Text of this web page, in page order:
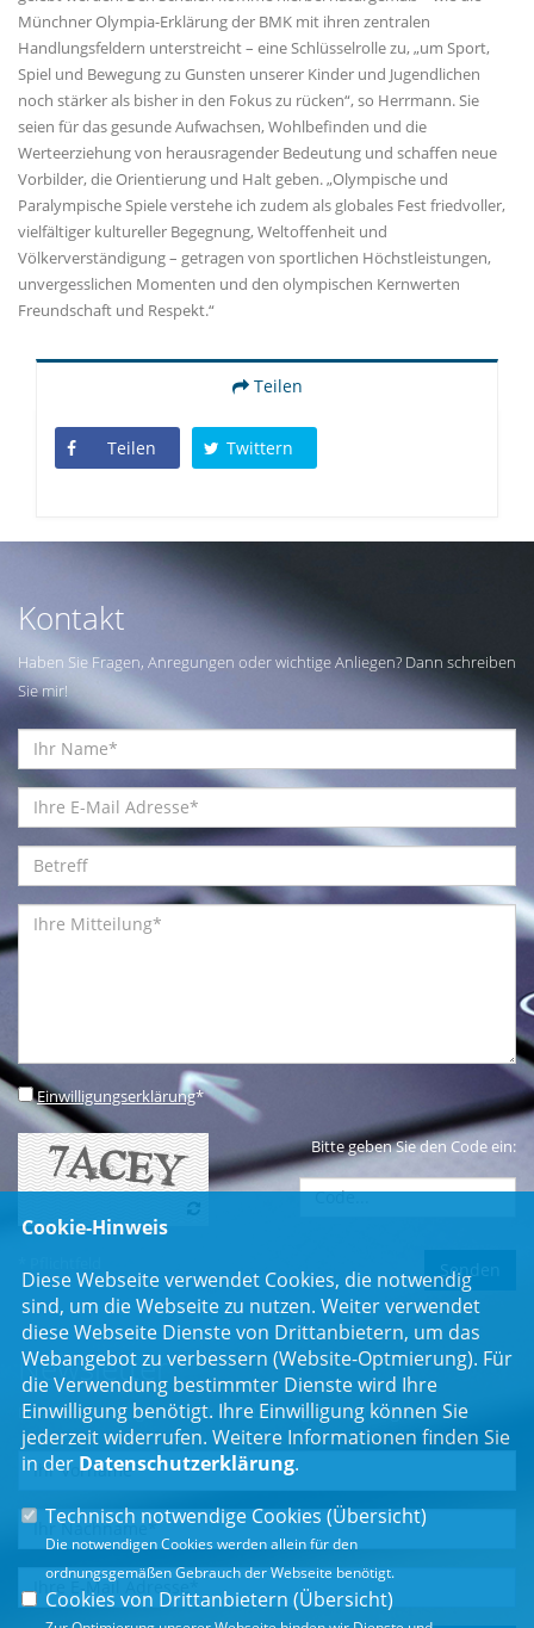
Münchner Olympia-Erklärung der BMK mit ihren zentralen
Handlungsfeldern unterstreicht – eine Schlüsselrolle zu, „um Sport,
Spiel und Bewegung zu Gunsten unserer Kinder und Jugendlichen
noch stärker als bisher in den Fokus zu rücken“, so Herrmann. Sie
seien für das gesunde Aufwachsen, Wohlbefinden und die
Werteerziehung von herausragender Bedeutung und schaffen neue
Vorbilder, die Orientierung und Halt geben. „Olympische und
Paralympische Spiele verstehe ich zudem als globales Fest friedvoller,
vielfältiger kultureller Begegnung, Weltoffenheit und
Völkerverständigung – getragen von sportlichen Höchstleistungen,
unvergesslichen Momenten und den olympischen Kernwerten
Freundschaft und Respekt.“
Teilen
Teilen Twittern
Kontakt
Haben Sie Fragen, Anregungen oder wichtige Anliegen? Dann schreiben
Sie mir!
Einwilligungserklärung*
Bitte geben Sie den Code ein:
Newsletter
Erhalten Sie Neuigkeiten aus dem Landtag und der Region.
Cookie-Hinweis
Diese Webseite verwendet Cookies, die notwendig
sind, um die Webseite zu nutzen. Weiter verwendet
diese Webseite Dienste von Drittanbietern, um das
Webangebot zu verbessern (Website-Optmierung). Für
die Verwendung bestimmter Dienste wird Ihre
Einwilligung benötigt. Ihre Einwilligung können Sie
jederzeit widerrufen. Weitere Informationen finden Sie
in der Datenschutzerklärung.
Technisch notwendige Cookies (Übersicht)
Die notwendigen Cookies werden allein für den
ordnungsgemäßen Gebrauch der Webseite benötigt.
Cookies von Drittanbietern (Übersicht)